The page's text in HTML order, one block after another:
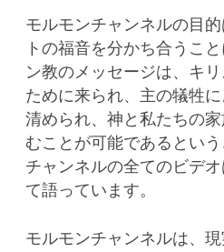
モルモンチャンネルの目
トの福音を分かち合うこ
ン教のメッセージは、キ
ために来られ、主の犠牲
清められ、神と私たちの
むことが可能であるとい
チャンネルの全てのビデ
て語っています。
モルモンチャンネルは、